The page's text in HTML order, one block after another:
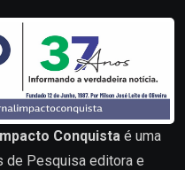
Conquista é uma
de Pesquisa editora e